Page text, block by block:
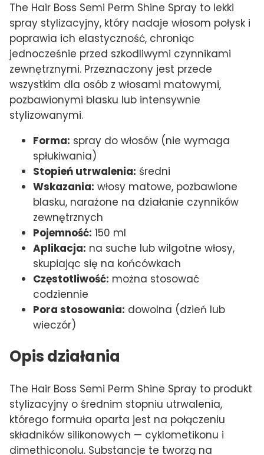
The Hair Boss Semi Perm Shine Spray to lekki
spray stylizacyjny, który nadaje włosom połysk i
poprawia ich elastyczność, chroniąc
jednocześnie przed szkodliwymi czynnikami
zewnętrznymi. Przeznaczony jest przede
wszystkim dla osób z włosami matowymi,
pozbawionymi blasku lub intensywnie
stylizowanymi.
Forma: spray do włosów (nie wymaga
spłukiwania)
Stopień utrwalenia: średni
Wskazania: włosy matowe, pozbawione
blasku, narażone na działanie czynników
zewnętrznych
Pojemność: 150 ml
Aplikacja: na suche lub wilgotne włosy,
skupiając się na końcówkach
Częstotliwość: można stosować
codziennie
Pora stosowania: dowolna (dzień lub
wieczór)
Opis działania
The Hair Boss Semi Perm Shine Spray to produkt
stylizacyjny o średnim stopniu utrwalenia,
którego formuła oparta jest na połączeniu
składników silikonowych — cyklometikonu i
dimethiconolu. Substancje te tworzą na